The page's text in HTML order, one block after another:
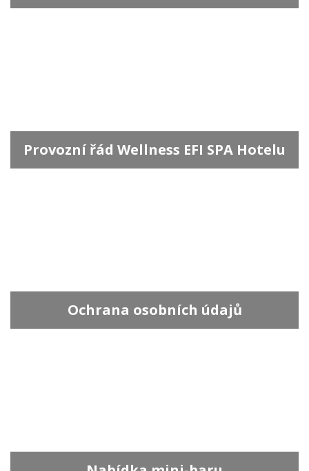
Provozní řád Wellness EFI SPA Hotelu
Ochrana osobních údajů